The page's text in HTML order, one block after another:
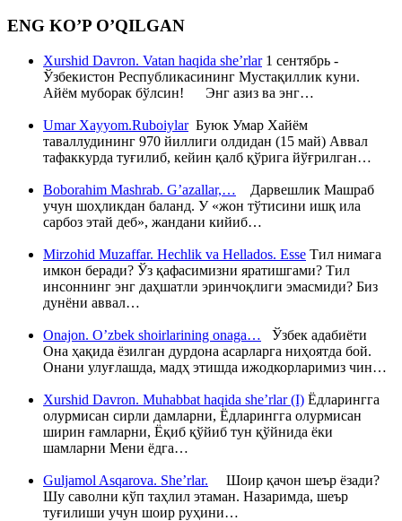
ENG KO’P O’QILGAN
Xurshid Davron. Vatan haqida she’rlar1 сентябрь -
Ўзбекистон Республикасининг Мустақиллик куни.
Айём муборак бўлсин! Энг азиз ва энг…
Umar Xayyom.RuboiylarБуюк Умар Хайём
таваллудининг 970 йиллиги олдидан (15 май) Аввал
тафаккурда туғилиб, кейин қалб қўрига йўғрилган…
Boborahim Mashrab. G’azallar,… Дарвешлик Машраб
учун шоҳликдан баланд. У «жон тўтисини ишқ ила
сарбоз этай деб», жандани кийиб…
Mirzohid Muzaffar. Hechlik va Hellados. Esse Тил нимага
имкон беради? Ўз қафасимизни яратишгами? Тил
инсоннинг энг даҳшатли эринчоқлиги эмасмиди? Биз
дунёни аввал…
Onajon. O’zbek shoirlarining onaga… Ўзбек адабиёти
Она ҳақида ёзилган дурдона асарларга ниҳоятда бой.
Онани улуғлашда, мадҳ этишда ижодкорларимиз чин…
Xurshid Davron. Muhabbat haqida she’rlar (I) Ёдларингга
олурмисан сирли дамларни, Ёдларингга олурмисан
ширин ғамларни, Ёқиб қўйиб тун қўйнида ёки
шамларни Мени ёдга…
Guljamol Asqarova. She’rlar. Шоир қачон шеър ёзади?
Шу саволни кўп таҳлил этаман. Назаримда, шеър
туғилиши учун шоир руҳини…